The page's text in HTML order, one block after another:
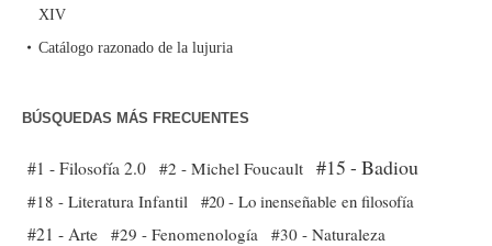
XIV
Catálogo razonado de la lujuria
BÚSQUEDAS MÁS FRECUENTES
#1 - Filosofía 2.0 #2 - Michel Foucault #15 - Badiou
#18 - Literatura Infantil #20 - Lo inenseñable en filosofía
#21 - Arte #29 - Fenomenología
#30 - Naturaleza